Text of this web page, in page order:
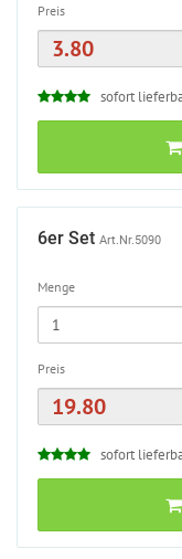
Preis
sofort
6er Set Art.Nr.5090
Menge
Preis
sofort